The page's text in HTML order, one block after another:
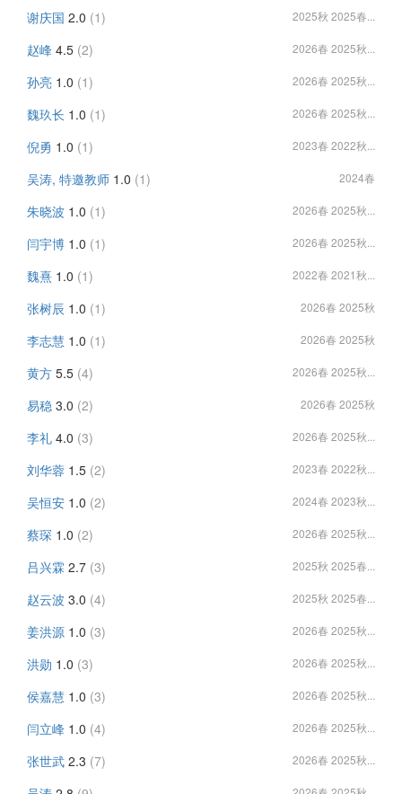
谢庆国 2.0 (1) 2025秋 2025春...
赵峰 4.5 (2) 2026春 2025秋...
孙亮 1.0 (1) 2026春 2025秋...
魏玖长 1.0 (1) 2026春 2025秋...
倪勇 1.0 (1) 2023春 2022秋...
吴涛, 特邀教师 1.0 (1) 2024春
朱晓波 1.0 (1) 2026春 2025秋...
闫宇博 1.0 (1) 2026春 2025秋...
魏熹 1.0 (1) 2022春 2021秋...
张树辰 1.0 (1) 2026春 2025秋
李志慧 1.0 (1) 2026春 2025秋
黄方 5.5 (4) 2026春 2025秋...
易稳 3.0 (2) 2026春 2025秋
李礼 4.0 (3) 2026春 2025秋...
刘华蓉 1.5 (2) 2023春 2022秋...
吴恒安 1.0 (2) 2024春 2023秋...
蔡琛 1.0 (2) 2026春 2025秋...
吕兴霖 2.7 (3) 2025秋 2025春...
赵云波 3.0 (4) 2025秋 2025春...
姜洪源 1.0 (3) 2026春 2025秋...
洪勋 1.0 (3) 2026春 2025秋...
侯嘉慧 1.0 (3) 2026春 2025秋...
闫立峰 1.0 (4) 2026春 2025秋...
张世武 2.3 (7) 2026春 2025秋...